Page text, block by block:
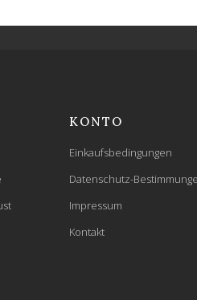
KONTO
Einkaufsbedingungen
Datenschutz-
Impressum
Kontakt